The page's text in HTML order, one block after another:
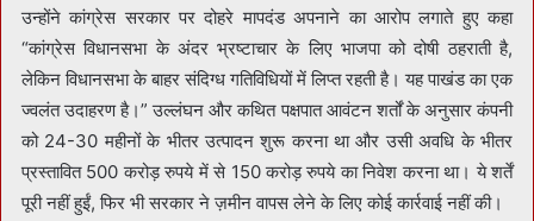
उन्होंने कांग्रेस सरकार पर दोहरे मापदंड अपनाने का आरोप लगाते हुए कहा
“कांग्रेस विधानसभा के अंदर भ्रष्टाचार के लिए भाजपा को दोषी ठहराती है,
लेकिन विधानसभा के बाहर संदिग्ध गतिविधियों में लिप्त रहती है। यह पाखंड का एक
ज्वलंत उदाहरण है।” उल्लंघन और कथित पक्षपात आवंटन शर्तों के अनुसार कंपनी
को 24-30 महीनों के भीतर उत्पादन शुरू करना था और उसी अवधि के भीतर
प्रस्तावित 500 करोड़ रुपये में से 150 करोड़ रुपये का निवेश करना था। ये शर्तें
पूरी नहीं हुईं, फिर भी सरकार ने ज़मीन वापस लेने के लिए कोई कार्रवाई नहीं की।